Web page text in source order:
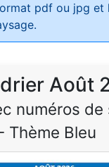
pdf ou jpg et
Août
numéros de
Thème Bleu